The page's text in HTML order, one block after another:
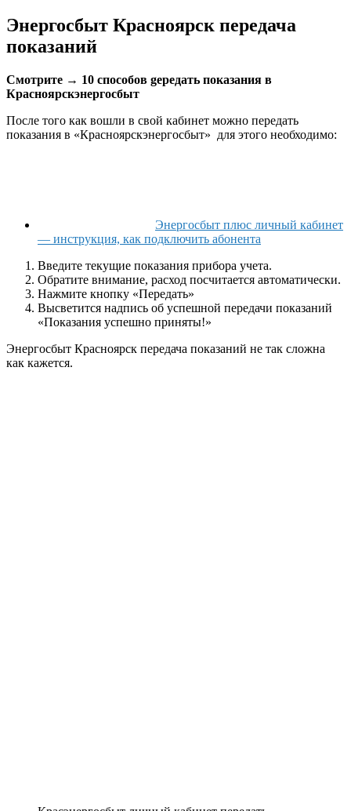
Энергосбыт Красноярск передача
показаний
Смотрите → 10 способов gередать показания в
Красноярскэнергосбыт
После того как вошли в свой кабинет можно передать
показания в «Красноярскэнергосбыт» для этого необходимо:
Энергосбыт плюс личный кабинет
— инструкция, как подключить абонента
Введите текущие показания прибора учета.
Обратите внимание, расход посчитается автоматически.
Нажмите кнопку «Передать»
Высветится надпись об успешной передачи показаний
«Показания успешно приняты!»
Энергосбыт Красноярск передача показаний не так сложна
как кажется.